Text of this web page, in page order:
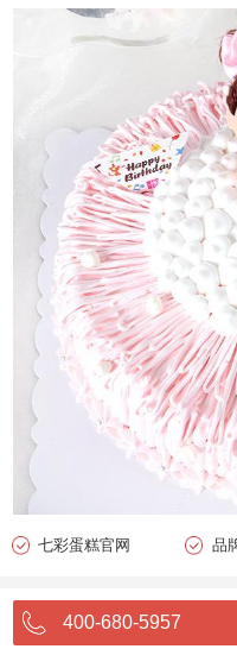
七彩蛋糕官网 品
400-680-5957